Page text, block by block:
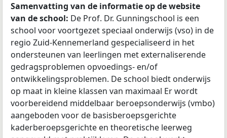
Samenvatting van de informatie op de website
van de school: De Prof. Dr. Gunningschool is een
school voor voortgezet speciaal onderwijs (vso) in de
regio Zuid-Kennemerland gespecialiseerd in het
ondersteunen van leerlingen met externaliserende
gedragsproblemen opvoedings- en/of
ontwikkelingsproblemen. De school biedt onderwijs
op maat in kleine klassen van maximaal Er wordt
voorbereidend middelbaar beroepsonderwijs (vmbo)
aangeboden voor de basisberoepsgerichte
kaderberoepsgerichte en theoretische leerweg